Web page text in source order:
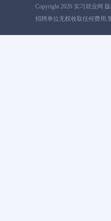
Copyright 2026 实习就业网
招聘单位无权收取任何费用,